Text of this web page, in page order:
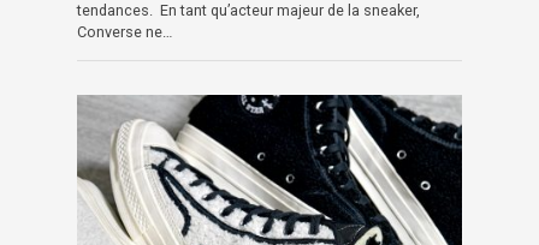
tendances. En tant qu’acteur majeur de la sneaker,
Converse ne…